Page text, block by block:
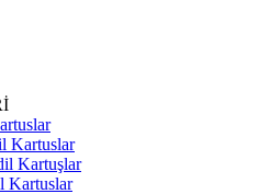
Kartuslar
Kartuşlar
Kartuslar